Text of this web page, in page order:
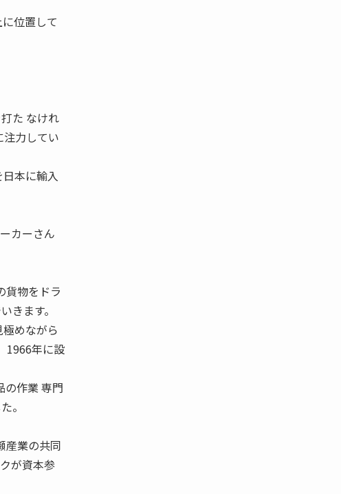
位置して
た なけれ
力してい
本に輸入
カーさん
物をドラ
きます。
めながら
1966年に設
の作業 専門
。
産業の共同
が資本参